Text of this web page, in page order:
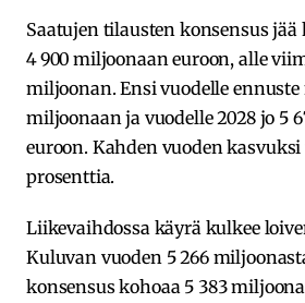
Saatujen tilausten konsensus
4 900 miljoonaan euroon, alle
miljoonan. Ensi vuodelle ennuste
miljoonaan ja vuodelle 2028 jo 5
euroon. Kahden vuoden
prosenttia.
Liikevaihdossa käyrä kulkee
Kuluvan vuoden 5 266
konsensus kohoaa 5 383